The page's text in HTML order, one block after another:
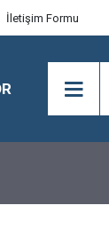
İletişim Formu